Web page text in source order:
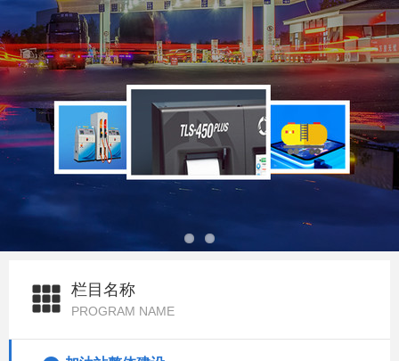
栏目名称
PROGRAM NAME